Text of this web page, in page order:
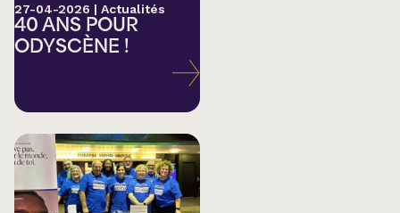
27-04-2026 | Actualités
40 ANS POUR
ODYSCÈNE !